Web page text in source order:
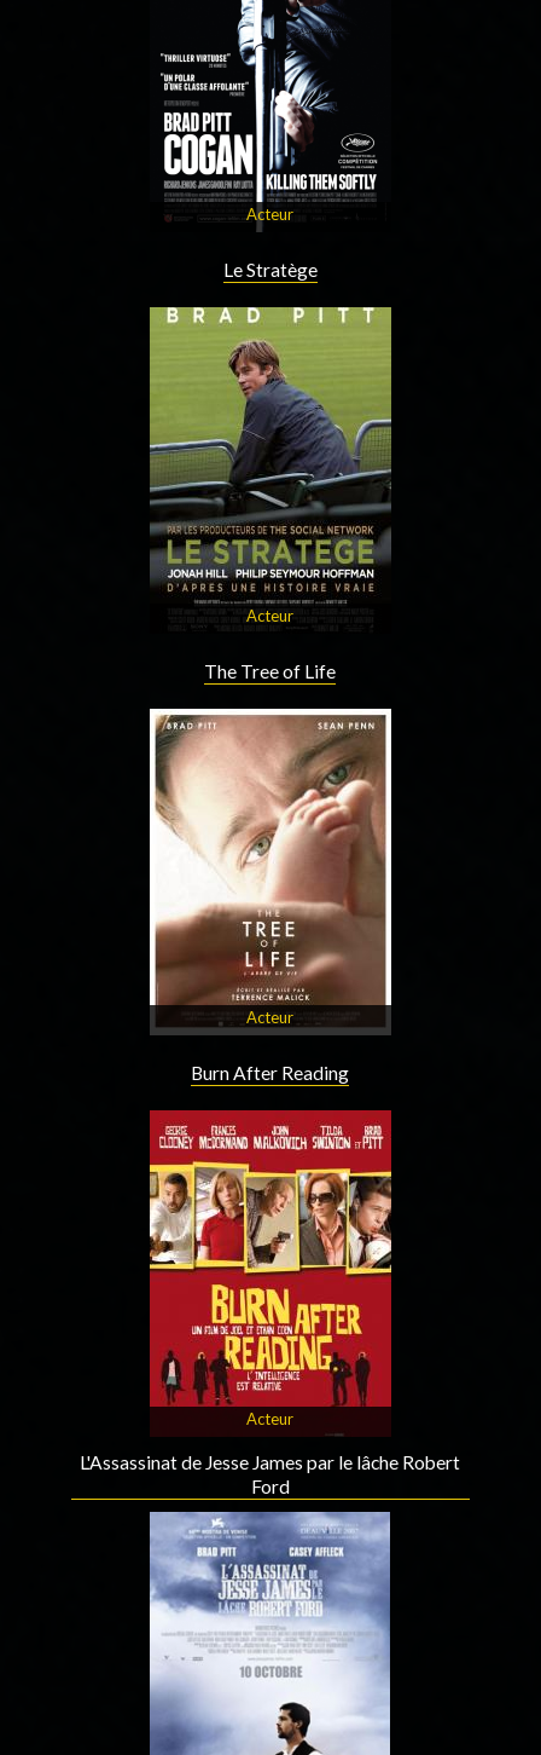
Acteur
Le Stratège
Acteur
The Tree of Life
Acteur
Burn After Reading
Acteur
L'Assassinat de Jesse James par le lâche Robert
Ford